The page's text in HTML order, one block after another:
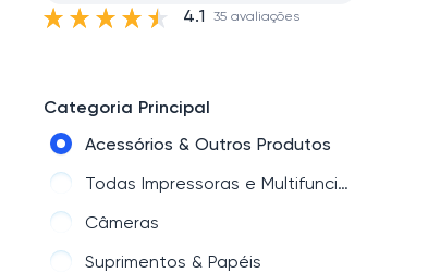
4.1 35 avaliações
Categoria Principal
Acessórios & Outros Produtos
Todas Impressoras e Multifuncionais
Câmeras
Suprimentos & Papéis